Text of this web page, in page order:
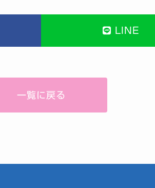
LINE
一覧に戻る